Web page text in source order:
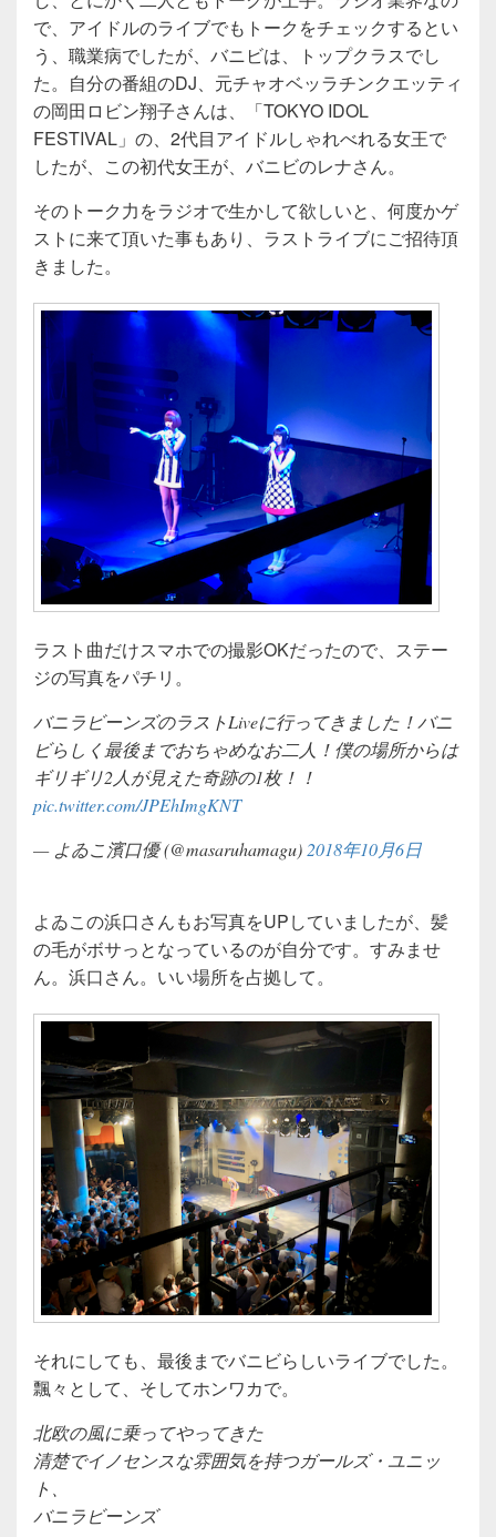
で、アイドルのライブでもトークをチェックするとい
う、職業病でしたが、バニビは、トップクラスでし
た。自分の番組のDJ、元チャオベッラチンクエッティ
の岡田ロビン翔子さんは、「TOKYO IDOL
FESTIVAL」の、2代目アイドルしゃれべれる女王で
したが、この初代女王が、バニビのレナさん。
そのトーク力をラジオで生かして欲しいと、何度かゲ
ストに来て頂いた事もあり、ラストライブにご招待頂
きました。
ラスト曲だけスマホでの撮影OKだったので、ステー
ジの写真をパチリ。
バニラビーンズのラストLiveに行ってきました！バニ
ビらしく最後までおちゃめなお二人！僕の場所からは
ギリギリ2人が見えた奇跡の1枚！！
pic.twitter.com/JPEhImgKNT
— よゐこ濱口優 (@masaruhamagu) 2018年10月6日
よゐこの浜口さんもお写真をUPしていましたが、髪
の毛がボサっとなっているのが自分です。すみませ
ん。浜口さん。いい場所を占拠して。
それにしても、最後までバニビらしいライブでした。
飄々として、そしてホンワカで。
北欧の風に乗ってやってきた
清楚でイノセンスな雰囲気を持つガールズ・ユニッ
ト、
バニラビーンズ